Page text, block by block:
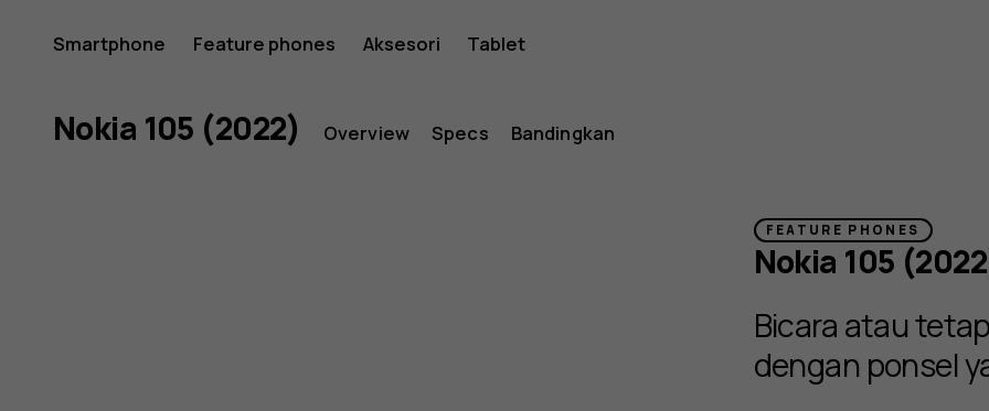
Nokia
105
Smartphone Feature phones Aksesori Tablet
Nokia 105 (2022) Overview Specs Bandingkan
FEATURE PHONES
Nokia 105
Bicara atau
dengan ponsel